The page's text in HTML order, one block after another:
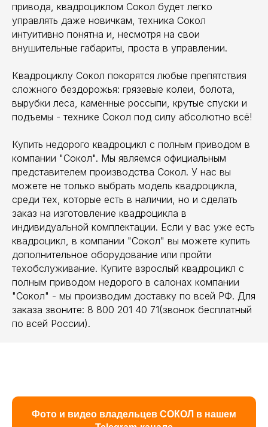
привода, квадроциклом Сокол будет легко
управлять даже новичкам, техника Сокол
интуитивно понятна и, несмотря на свои
внушительные габариты, проста в управлении.
Квадроциклу Сокол покорятся любые препятствия
сложного бездорожья: грязевые колеи, болота,
вырубки леса, каменные россыпи, крутые спуски и
подъемы - технике Сокол под силу абсолютно всё!
Купить недорого квадроцикл с полным приводом в
компании "Сокол". Мы являемся официальным
представителем производства Сокол. У нас вы
можете не только выбрать модель квадроцикла,
среди тех, которые есть в наличии, но и сделать
заказ на изготовление квадроцикла в
индивидуальной комплектации. Если у вас уже есть
квадроцикл, в компании "Сокол" вы можете купить
дополнительное оборудование или пройти
техобслуживание. Купите взрослый квадроцикл с
полным приводом недорого в салонах компании
"Сокол" - мы производим доставку по всей РФ. Для
заказа звоните: 8 800 201 40 71(звонок бесплатный
по всей России).
Фото и видео владельцев СОКОЛ в нашем